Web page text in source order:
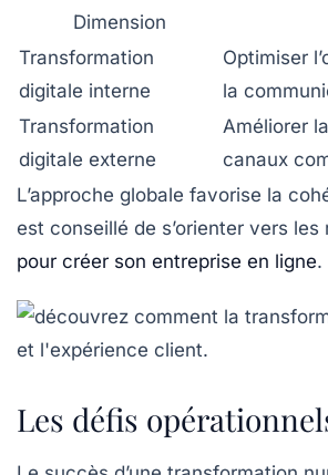
Dimension
Transformation
digitale interne
Optimiser
la
Transformation
digitale externe
Améliorer
canaux
L’approche globale favorise la
est conseillé de s’orienter vers
pour créer son entreprise en ligne.
Les défis